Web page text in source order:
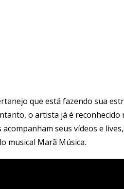
que está fazendo sua
o artista já é reconhecido
seus vídeos e
musical Marã Música.